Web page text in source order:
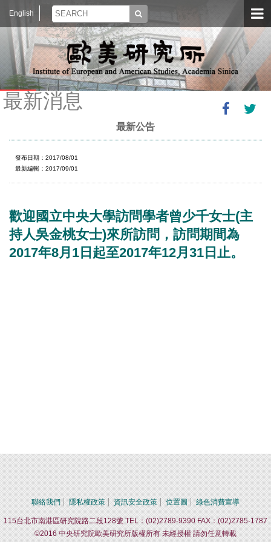
English
最新消息
最新公告
發布日期：2017/08/01
最新編輯：2017/09/01
歡迎國立中央大學訪問學者曾少千女士(主
持人吳金桃女士)來所訪問，訪問期間為
2017年8月1日起至2017年12月31日止。
聯絡我們 隱私權政策 資訊安全政策 位置圖 綠色消費宣導
115台北市南港區研究院路二段128號 TEL：(02)2789-9390 FAX：(02)2785-1787
©2016 中央研究院歐美研究所版權所有 未經授權 請勿任意轉載